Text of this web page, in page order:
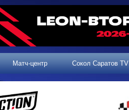
Матч-центр Сокол Саратов TV